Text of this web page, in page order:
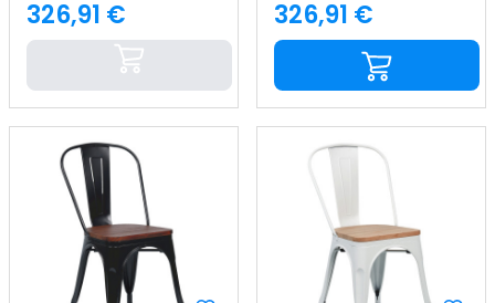
Precio
326,91 € Precio
326,91 €